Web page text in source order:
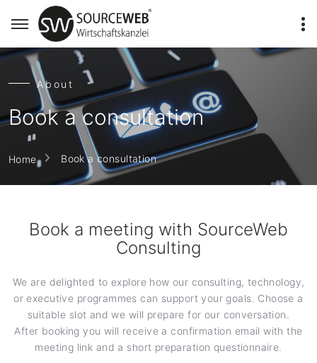
About
Book a consultation
Home Book a consultation
Book a meeting with SourceWeb
Consulting
We are delighted to explore how our consulting, technology,
or executive programmes can support your goals. Choose a
suitable slot and we will prepare for our conversation.
After booking you will receive a confirmation email with the
meeting link and a short preparation questionnaire.